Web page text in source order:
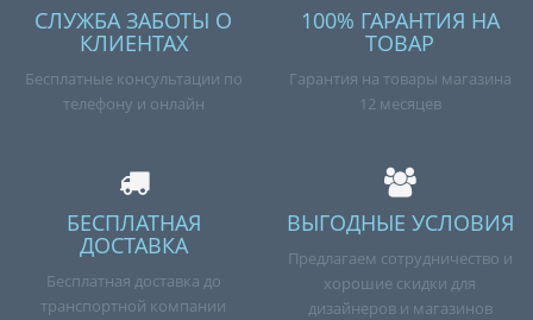
СЛУЖБА ЗАБОТЫ О
КЛИЕНТАХ
Бесплатные консультации по
телефону и онлайн
100% ГАРАНТИЯ НА
ТОВАР
Гарантия на товары магазина
12 месяцев
БЕСПЛАТНАЯ
ДОСТАВКА
Бесплатная доставка до
транспортной компании
ВЫГОДНЫЕ УСЛОВИЯ
Предлагаем сотрудничество и
хорошие скидки для
дизайнеров и магазинов